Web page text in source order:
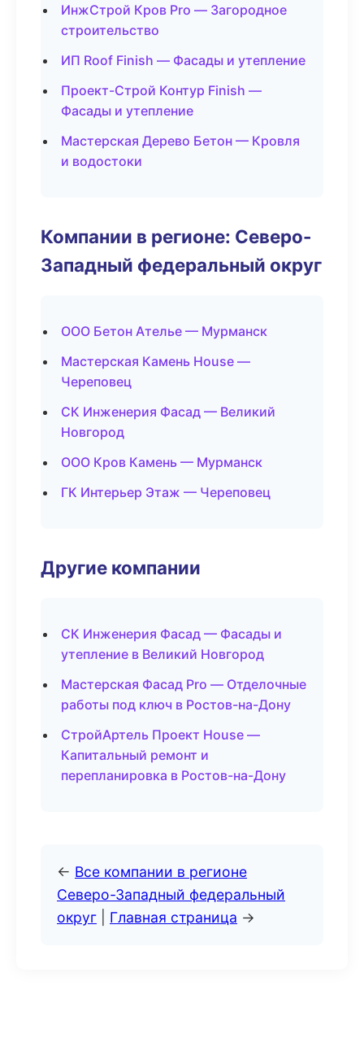
ИнжСтрой Кров Pro — Загородное
строительство
ИП Roof Finish — Фасады и утепление
Проект-Строй Контур Finish —
Фасады и утепление
Мастерская Дерево Бетон — Кровля
и водостоки
Компании в регионе: Северо-
Западный федеральный округ
ООО Бетон Ателье — Мурманск
Мастерская Камень House —
Череповец
СК Инженерия Фасад — Великий
Новгород
ООО Кров Камень — Мурманск
ГК Интерьер Этаж — Череповец
Другие компании
СК Инженерия Фасад — Фасады и
утепление в Великий Новгород
Мастерская Фасад Pro — Отделочные
работы под ключ в Ростов-на-Дону
СтройАртель Проект House —
Капитальный ремонт и
перепланировка в Ростов-на-Дону
← Все компании в регионе
Северо-Западный федеральный
округ
Главная страница →